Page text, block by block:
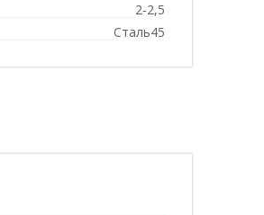
2-2,5
Сталь45